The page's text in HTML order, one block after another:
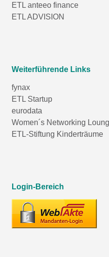
ETL anteeo finance
ETL ADVISION
Weiterführende Links
fynax
ETL Startup
eurodata
Women´s Networking
ETL-Stiftung Kinderträume
Login-Bereich